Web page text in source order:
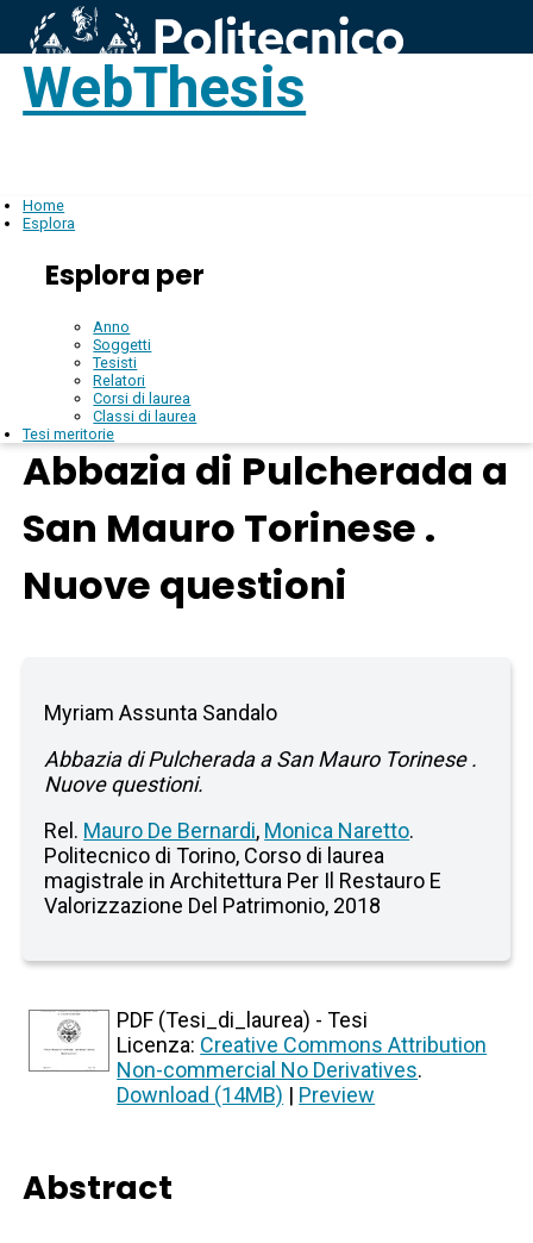
WebThesis
Home
Esplora
Esplora per
Anno
Soggetti
Tesisti
Relatori
Corsi di laurea
Classi di laurea
Tesi meritorie
Abbazia di Pulcherada a
San Mauro Torinese .
Nuove questioni
Myriam Assunta Sandalo
Abbazia di Pulcherada a San Mauro Torinese .
Nuove questioni.
Rel. Mauro De Bernardi, Monica Naretto.
Politecnico di Torino, Corso di laurea
magistrale in Architettura Per Il Restauro E
Valorizzazione Del Patrimonio, 2018
PDF (Tesi_di_laurea) - Tesi
Licenza: Creative Commons Attribution
Non-commercial No Derivatives.
Download (14MB) | Preview
Abstract